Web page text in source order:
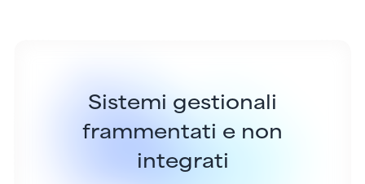
Sistemi gestionali
frammentati e non
integrati